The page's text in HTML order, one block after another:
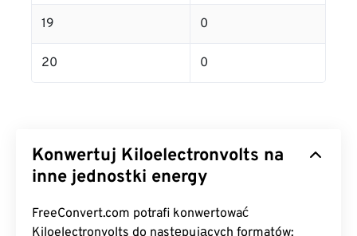
19 0
20 0
Konwertuj Kiloelectronvolts na
inne jednostki energy
FreeConvert.com potrafi konwertować
Kiloelectronvolts do następujących formatów: